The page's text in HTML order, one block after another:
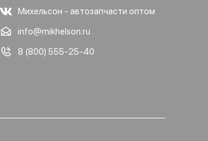
Михельсон - автозапчасти оптом
info@mikhelson.ru
8 (800) 555-25-40